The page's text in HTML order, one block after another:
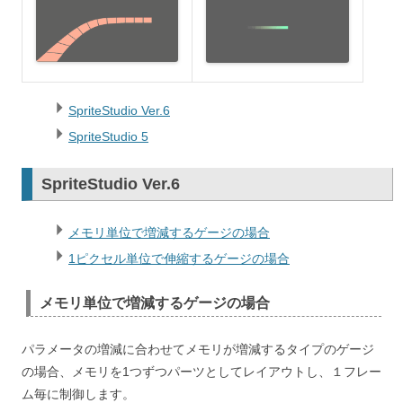
SpriteStudio Ver.6
SpriteStudio 5
SpriteStudio Ver.6
メモリ単位で増減するゲージの場合
1ピクセル単位で伸縮するゲージの場合
メモリ単位で増減するゲージの場合
パラメータの増減に合わせてメモリが増減するタイプのゲージ
の場合、メモリを1つずつパーツとしてレイアウトし、１フレー
ム毎に制御します。